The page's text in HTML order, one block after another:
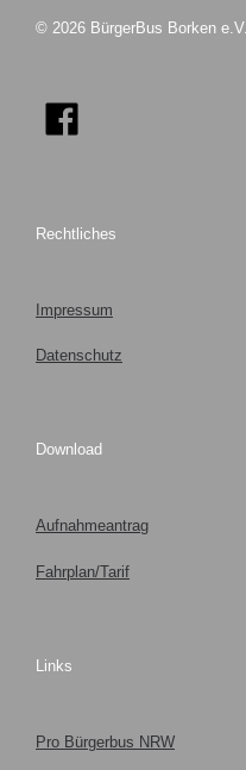
© 2026 BürgerBus Borken e.V.
Rechtliches
Impressum
Datenschutz
Download
Aufnahmeantrag
Fahrplan/Tarif
Links
Pro Bürgerbus NRW